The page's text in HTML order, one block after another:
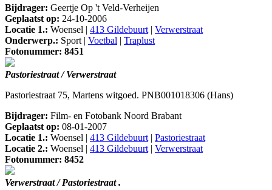
Bijdrager: Geertje Op 't Veld-Verheijen
Geplaatst op: 24-10-2006
Locatie 1.: Woensel | 413 Gildebuurt| Verwerstraat
Onderwerp.: Sport | Voetbal | Traplust
Fotonummer: 8451
Pastoriestraat / Verwerstraat
Pastoriestraat 75, Martens witgoed. PNB001018306 (Hans)
Bijdrager: Film- en Fotobank Noord Brabant
Geplaatst op: 08-01-2007
Locatie 1.: Woensel | 413 Gildebuurt| Pastoriestraat
Locatie 2.: Woensel | 413 Gildebuurt| Verwerstraat
Fotonummer: 8452
Verwerstraat / Pastoriestraat .